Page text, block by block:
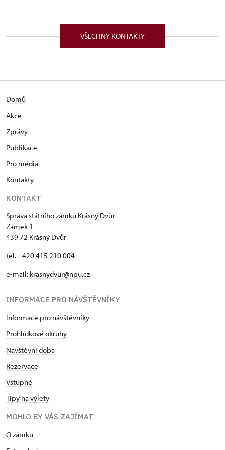
VŠECHNY KONTAKTY
Domů
Akce
Zprávy
Publikace
Pro média
Kontakty
KONTAKT
Správa státního zámku Krásný Dvůr
Zámek 1
439 72 Krásný Dvůr
tel. +420 415 210 004
e-mail: krasnydvur@npu.cz
INFORMACE PRO NÁVŠTĚVNÍKY
Informace pro návštěvníky
Prohlídkové okruhy
Návštěvní doba
Rezervace
Vstupné
Tipy na výlety
MOHLO BY VÁS ZAJÍMAT
O zámku